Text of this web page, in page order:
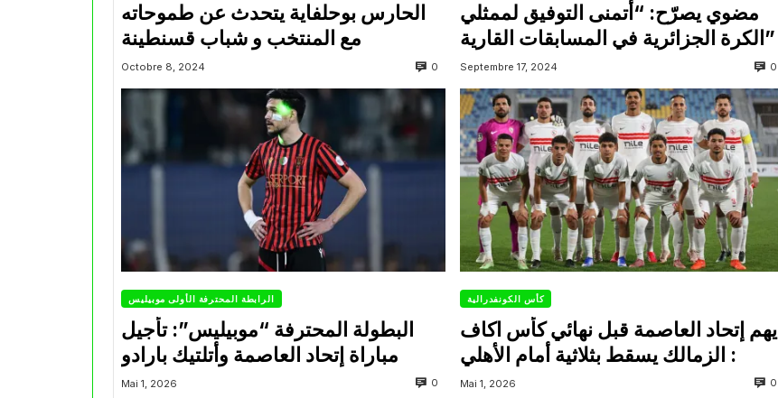
الحارس بوحلفاية يتحدث عن طموحاته
مع المنتخب و شباب قسنطينة
Octobre 8, 2024 0
مضوي يصرّح: “أتمنى التوفيق لممثلي
الكرة الجزائرية في المسابقات القارية”
Septembre 17, 2024 0
الرابطة المحترفة الأولى موبيليس
البطولة المحترفة “موبيليس”: تأجيل
مباراة إتحاد العاصمة وأتلتيك بارادو
Mai 1, 2026 0
كأس الكونفدرالية
يهم إتحاد العاصمة قبل نهائي كأس اكاف
Mai 1, 2026 0